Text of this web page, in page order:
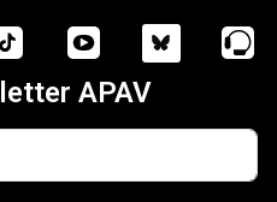
APAV